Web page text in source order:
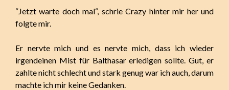
“Jetzt warte doch mal“, schrie Crazy hinter mir her und
folgte mir.
Er nervte mich und es nervte mich, dass ich wieder
irgendeinen Mist für Balthasar erledigen sollte. Gut, er
zahlte nicht schlecht und stark genug war ich auch, darum
machte ich mir keine Gedanken.